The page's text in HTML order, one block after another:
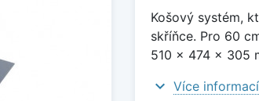
Košový systém,
skříňce. Pro 60
510 x 474 x 305
expand_more Více informací